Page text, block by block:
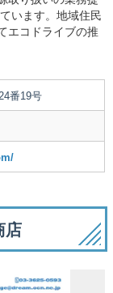
います。地域住民
エコドライブの推
番19号
店